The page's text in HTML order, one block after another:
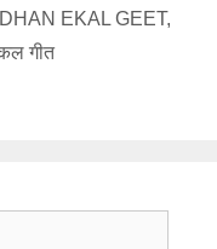
EKAL GEET,
गीत